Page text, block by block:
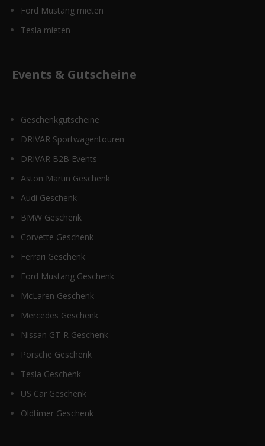
Ford Mustang mieten
Tesla mieten
Events & Gutscheine
Geschenkgutscheine
DRIVAR Sportwagentouren
DRIVAR B2B Events
Aston Martin Geschenk
Audi Geschenk
BMW Geschenk
Corvette Geschenk
Ferrari Geschenk
Ford Mustang Geschenk
McLaren Geschenk
Mercedes Geschenk
Nissan GT-R Geschenk
Porsche Geschenk
Tesla Geschenk
US Car Geschenk
Oldtimer Geschenk